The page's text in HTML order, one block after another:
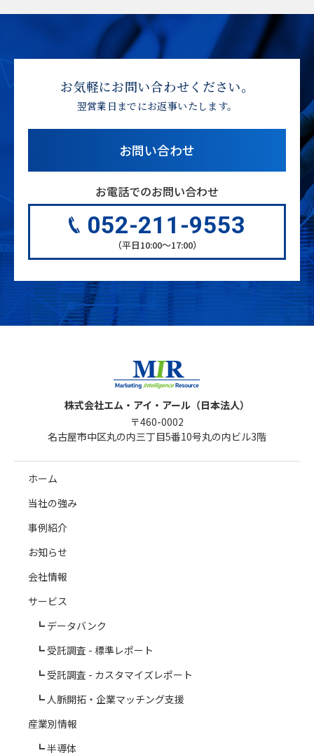
お気軽にお問い合わせください。
翌営業日までにお返事いたします。
お問い合わせ
お電話でのお問い合わせ
052-211-9553
（平日10:00〜17:00）
株式会社エム・アイ・アール（日本法人）
〒460-0002
名古屋市中区丸の内三丁目5番10号丸の内ビル3階
ホーム
当社の強み
事例紹介
お知らせ
会社情報
サービス
データバンク
受託調査 - 標準レポート
受託調査 - カスタマイズレポート
人脈開拓・企業マッチング支援
産業別情報
半導体